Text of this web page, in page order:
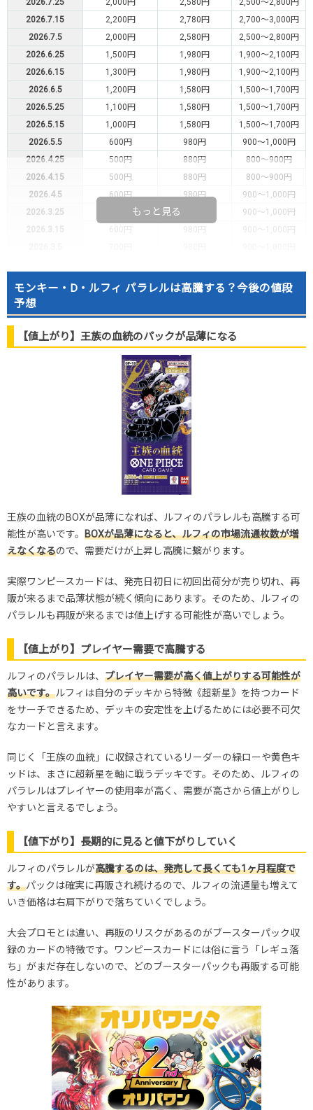
2026.7.25 2,000円 2,580円
2,500～2,800円
2026.7.15
2,200円 2,780円
2,700～3,000円
2026.7.5
2,000円 2,580円
2,500～2,800円
2026.6.25
1,500円 1,980円
1,900～2,100円
2026.6.15
1,300円 1,980円
1,900～2,100円
2026.6.5
1,200円 1,580円
1,500～1,700円
2026.5.25
1,100円 1,580円
1,500～1,700円
2026.5.15
1,000円 1,580円
1,500～1,700円
2026.5.5
600円 980円
900～1,000円
2026.4.25
500円 880円
800～900円
2026.4.15
500円 880円
800～900円
2026.4.5
600円 980円
900～1,000円
2026.3.25
900～1,000円
2026.3.15
600円 980円
900～1,000円
2026.2.15
800円 1,080円
1,000～1,100円
2026.2.5
2026.1.25
600円 880円
800～900円
2026.1.15
400円 680円
400円 680円
400円 680円
400円 680円
400円 680円
400円 680円
400円
400円 680円
1,500円 1,780円
もっと見る
モンキー・D・ルフィ パラレルは高騰する？今後の値段
予想
【値上がり】王族の血統のパックが品薄になる
王族の血統のBOXが品薄になれば、ルフィのパラレルも高騰する可
能性が高いです。 BOXが品薄になると、ルフィの市場流通枚数が増
えなくなるので、需要だけが上昇し高騰に繋がります。
実際ワンピースカードは、発売日初日に初回出荷分が売り切れ、再
販が来るまで品薄状態が続く傾向にあります。そのため、ルフィの
パラレルも再販が来るまでは値上げする可能性が高いでしょう。
【値上がり】プレイヤー需要で高騰する
ルフィのパラレルは、 プレイヤー需要が高く値上がりする可能性が
高いです。ルフィは自分のデッキから特徴《超新星》を持つカード
をサーチできるため、デッキの安定性を上げるためには必要不可欠
なカードと言えます。
同じく「王族の血統」に収録されているリーダーの緑ローや黄色キ
ッドは、まさに超新星を軸に戦うデッキです。そのため、ルフィの
パラレルはプレイヤーの使用率が高く、需要が高さから値上がりし
やすいと言えるでしょう。
【値下がり】長期的に見ると値下がりしていく
ルフィのパラレルが高騰するのは、発売して長くても1ヶ月程度で
す。パックは確実に再販され続けるので、ルフィの流通量も増えて
いき価格は右肩下がりで落ちていくでしょう。
大会プロモとは違い、再販のリスクがあるのがブースターパック収
録のカードの特徴です。
ワンピースカードには俗に言う「レギュ落
ち」がまだ存在しないので、どのブースターパックも再販する可能
性があります。